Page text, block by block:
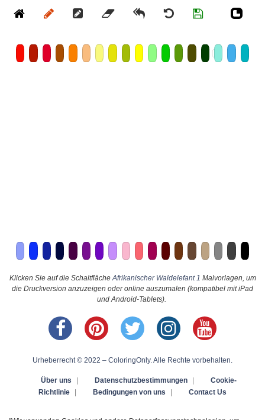
Klicken Sie auf die SchaltflächeAfrikanischer Waldelefant 1 Malvorlagen, um
die Druckversion anzuzeigen oder online auszumalen (kompatibel mit iPad
und Android-Tablets).
Urheberrecht © 2022 – ColoringOnly. Alle Rechte vorbehalten.
Über uns Datenschutzbestimmungen
Cookie-
Richtlinie
Bedingungen von uns Contact Us